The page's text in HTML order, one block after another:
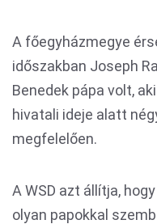
A főegyházmegye
időszakban Joseph
Benedek pápa volt,
hivatali ideje alatt
megfelelően.
A WSD azt állítja,
olyan papokkal